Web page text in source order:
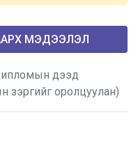
МЭДЭЭЛЭЛ
дээд
зэргийг оролцуулан)